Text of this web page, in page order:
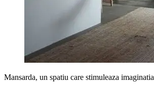
Mansarda, un spatiu care stimuleaza imaginatia